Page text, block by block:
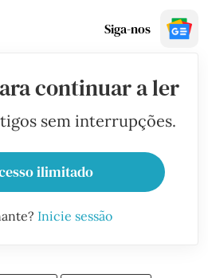
Siga-nos
continuar a ler
sem interrupções.
ilimitado
Inicie sessão